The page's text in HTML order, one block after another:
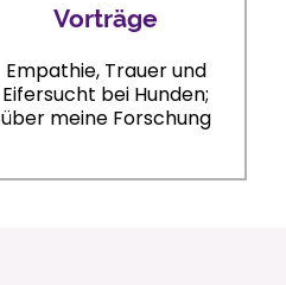
Vorträge
Empathie, Trauer und
Eifersucht bei Hunden;
über meine Forschung